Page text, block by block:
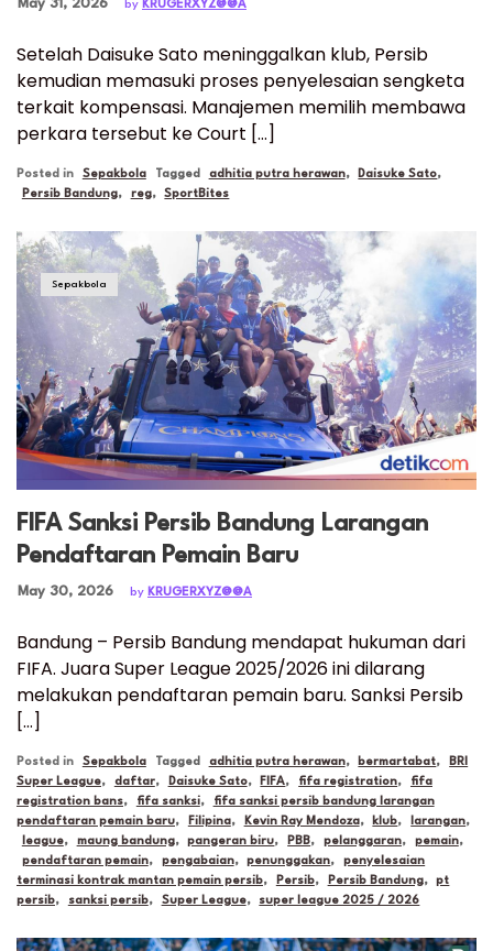
Posted on
May 31, 2026 by KRUGERXYZ@@A
Setelah Daisuke Sato meninggalkan klub, Persib
kemudian memasuki proses penyelesaian sengketa
terkait kompensasi. Manajemen memilih membawa
perkara tersebut ke Court […]
Posted in Sepakbola Tagged adhitia putra herawan, Daisuke Sato,
Persib Bandung, reg, SportBites
Sepakbola
FIFA Sanksi Persib Bandung Larangan
Pendaftaran Pemain Baru
Posted on
May 30, 2026 by KRUGERXYZ@@A
Bandung – Persib Bandung mendapat hukuman dari
FIFA. Juara Super League 2025/2026 ini dilarang
melakukan pendaftaran pemain baru. Sanksi Persib
[…]
Posted in Sepakbola Tagged adhitia putra herawan, bermartabat,
BRI
Super League, daftar, Daisuke Sato, FIFA, fifa registration,
fifa
registration bans, fifa sanksi,
fifa sanksi persib bandung larangan
pendaftaran pemain baru, Filipina, Kevin Ray Mendoza, klub, larangan,
league, maung bandung, pangeran biru, PBB, pelanggaran, pemain,
pendaftaran pemain, pengabaian, penunggakan,
penyelesaian
terminasi kontrak mantan pemain persib, Persib, Persib Bandung,
pt
persib, sanksi persib, Super League, super league 2025 / 2026